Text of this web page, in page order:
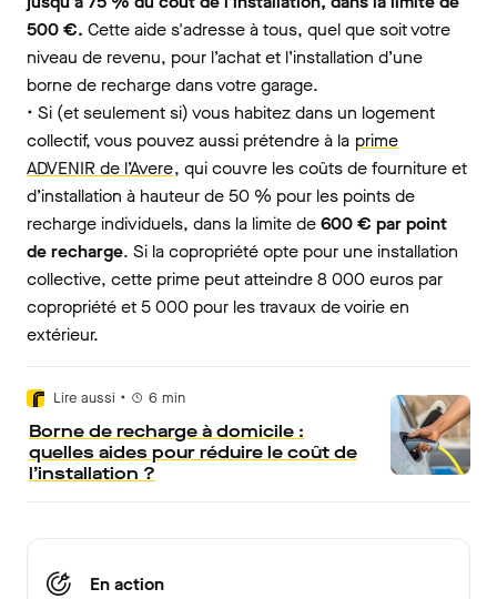
500 €. Cette aide s'adresse à tous, quel que soit votre
niveau de revenu, pour l’achat et l’installation d’une
borne de recharge dans votre garage.
• Si (et seulement si) vous habitez dans un logement
collectif, vous pouvez aussi prétendre à la prime
ADVENIR de l’Avere, qui couvre les coûts de fourniture et
d’installation à hauteur de 50 % pour les points de
recharge individuels, dans la limite de600 € par point
de recharge. Si la copropriété opte pour une installation
collective, cette prime peut atteindre 8 000 euros par
copropriété et 5 000 pour les travaux de voirie en
extérieur.
Lire aussi • 6 min
Borne de recharge à domicile :
quelles aides pour réduire le coût de
l’installation ?
En action